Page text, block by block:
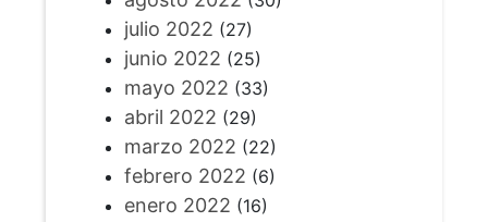
julio 2022 (27)
junio 2022 (25)
mayo 2022 (33)
abril 2022 (29)
marzo 2022 (22)
febrero 2022 (6)
enero 2022 (16)